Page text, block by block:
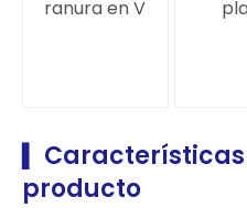
ranura en V
producto